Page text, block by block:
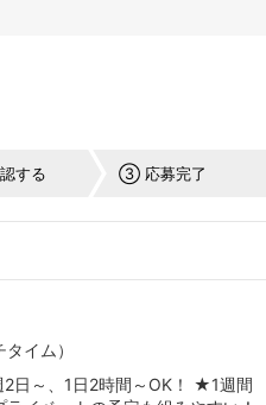
する ③ 応募完了
イム）
日～、1日2時間～OK！ ★1週間